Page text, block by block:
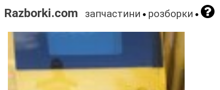
Razborki.com запчастини розборки